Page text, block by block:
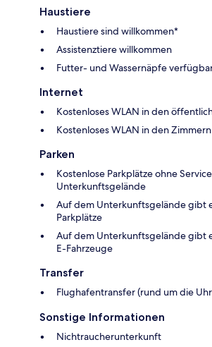
Haustiere
Haustiere sind willkommen*
Assistenztiere willkommen
Futter- und Wassernäpfe
Internet
Kostenloses WLAN in den
Kostenloses WLAN in den Zimmern
Parken
Kostenlose Parkplätze ohne
Unterkunftsgelände
Auf dem Unterkunftsgelände gibt
Parkplätze
Auf dem Unterkunftsgelände gibt
E-Fahrzeuge
Transfer
Flughafentransfer (rund um die
Sonstige Informationen
Nichtraucherunterkunft